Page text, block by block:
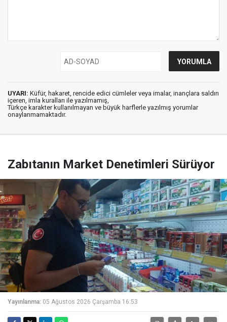
UYARI: Küfür, hakaret, rencide edici cümleler veya imalar, inançlara saldırı
içeren, imla kuralları ile yazılmamış,
Türkçe karakter kullanılmayan ve büyük harflerle yazılmış yorumlar
onaylanmamaktadır.
Zabıtanın Market Denetimleri Sürüyor
Yayınlanma: 05 Ağustos 2026 Çarşamba 16:53